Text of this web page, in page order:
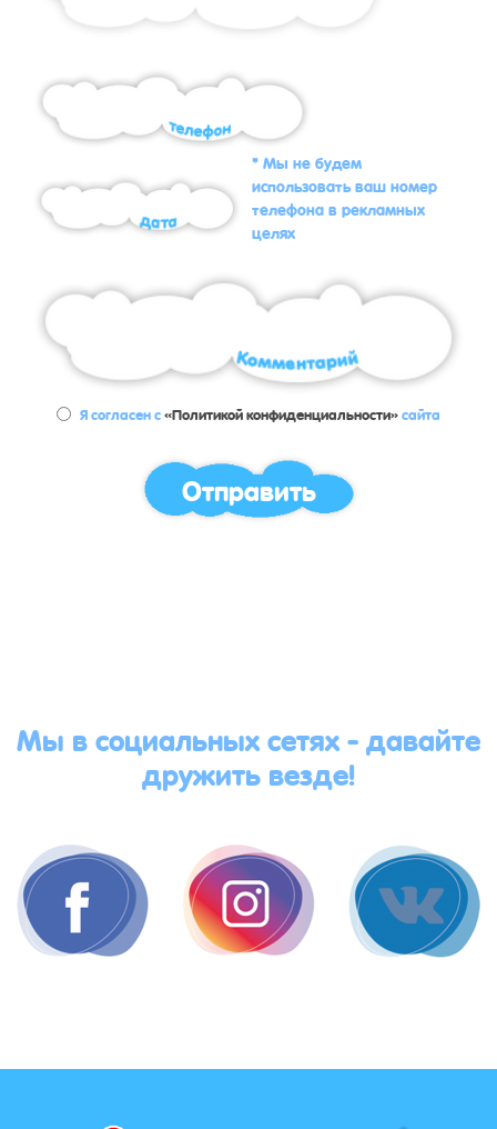
* Мы не будем
использовать ваш номер
телефона в рекламных
целях
Я согласен с«Политикой конфиденциальности»сайта
Отправить
Мы в социальных сетях - давайте
дружить везде!